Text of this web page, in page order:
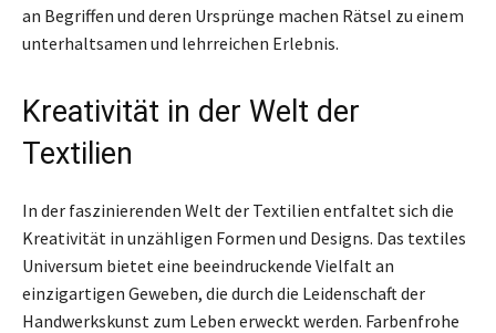
an Begriffen und deren Ursprünge machen Rätsel zu einem
unterhaltsamen und lehrreichen Erlebnis.
Kreativität in der Welt der
Textilien
In der faszinierenden Welt der Textilien entfaltet sich die
Kreativität in unzähligen Formen und Designs. Das textiles
Universum bietet eine beeindruckende Vielfalt an
einzigartigen Geweben, die durch die Leidenschaft der
Handwerkskunst zum Leben erweckt werden. Farbenfrohe